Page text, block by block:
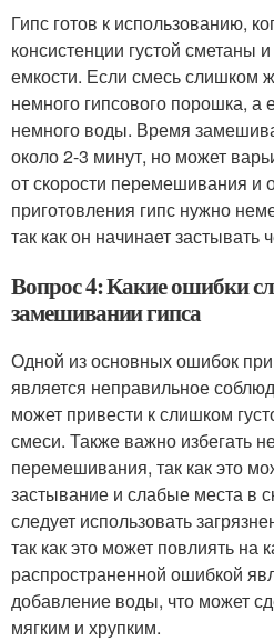
Гипс готов к использованию,
консистенции густой сметаны и
емкости. Если смесь слишком
немного гипсового порошка, а
немного воды. Время
около 2-3 минут, но может
от скорости перемешивания и
приготовления гипс нужно
так как он начинает застывать
Вопрос 4: Какие ошибки
замешивании гипса
Одной из основных ошибок
является неправильное
может привести к слишком
смеси. Также важно избегать
перемешивания, так как это
застывание и слабые места в
следует использовать
так как это может повлиять на
распространенной ошибкой
добавление воды, что может
мягким и хрупким.